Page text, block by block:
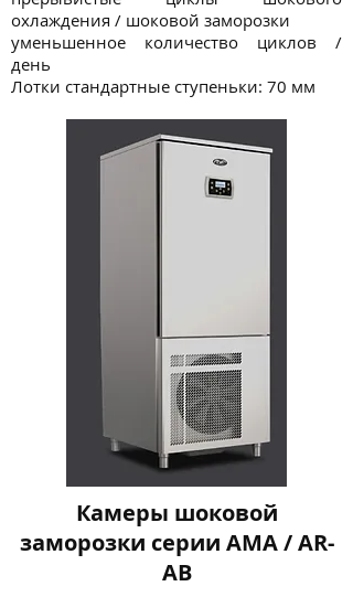
охлаждения / шоковой заморозки
уменьшенное количество циклов /
день
Лотки стандартные ступеньки: 70 мм
Камеры шоковой
заморозки серии AMA / AR-
AB